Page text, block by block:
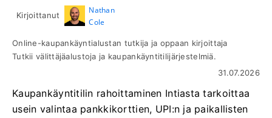
Kirjoittanut
Nathan
Cole
Online-kaupankäyntialustan tutkija ja oppaan kirjoittaja
Tutkii välittäjäalustoja ja kaupankäyntitilijärjestelmiä.
31.07.2026
Kaupankäyntitilin rahoittaminen Intiasta tarkoittaa
usein valintaa pankkikorttien, UPI:n ja paikallisten